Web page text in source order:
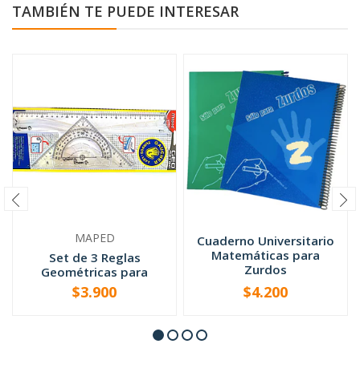
TAMBIÉN TE PUEDE INTERESAR
MAPED
Set de 3 Reglas
Geométricas para
Zurdos
+
$3.900
Cuaderno Universitario
Matemáticas para
Zurdos
VER OPCIONES
$4.200